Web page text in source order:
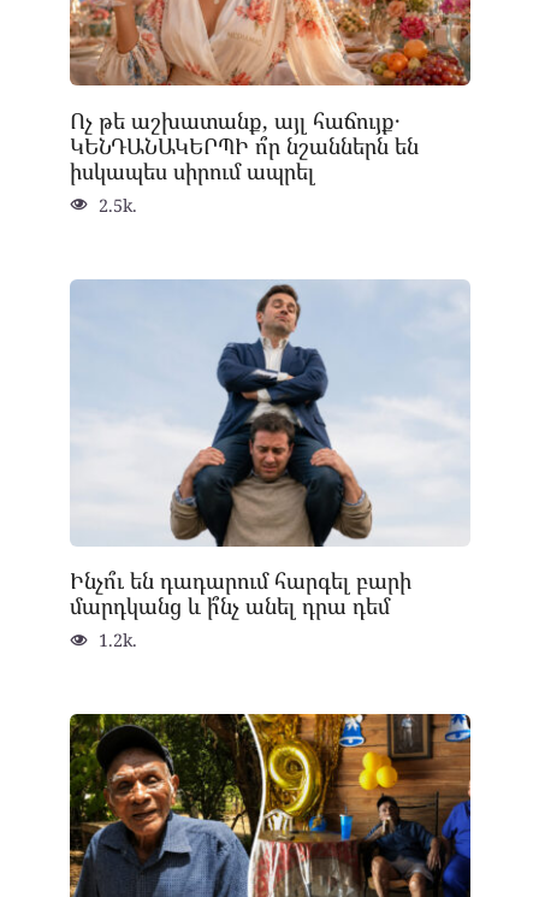
Ոչ թե աշխատանք, այլ հաճույք․
ԿԵՆԴԱՆԱԿԵՐՊԻ ո՞ր նշաններն են
իսկապես սիրում ապրել
2.5k.
Ինչո՞ւ են դադարում հարգել բարի
մարդկանց և ի՞նչ անել դրա դեմ
1.2k.